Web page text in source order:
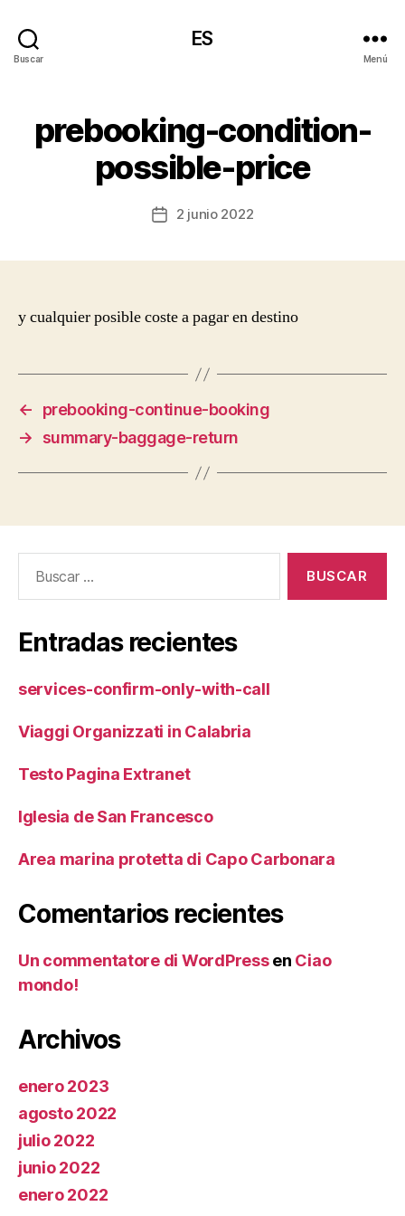
Buscar
ES
Menú
prebooking-condition-
possible-price
Fecha2 junio 2022
y cualquier posible coste a pagar en destino
←
prebooking-continue-booking
→
summary-baggage-return
Entradas recientes
services-confirm-only-with-call
Viaggi Organizzati in Calabria
Testo Pagina Extranet
Iglesia de San Francesco
Area marina protetta di Capo Carbonara
Comentarios recientes
Un commentatore di WordPressen Ciao
mondo!
Archivos
enero 2023
agosto 2022
julio 2022
junio 2022
enero 2022